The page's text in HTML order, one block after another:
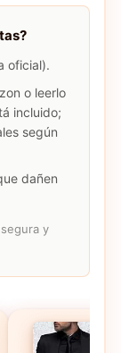
oficial).
o leerlo
incluido;
según
dañen
y